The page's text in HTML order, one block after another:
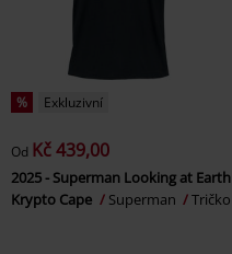
% Exkluzivní
Od Kč 439,00
2025 - Superman Looking at Earth
Krypto Cape
Superman Tričko